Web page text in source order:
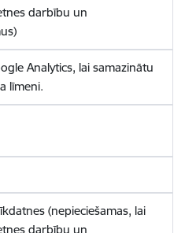
darbību un
Analytics, lai samazinātu
līmeni.
(nepieciešamas, lai
darbību un